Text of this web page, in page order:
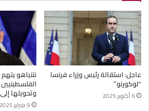
عاجل: استقالة رئيس وزراء فرنسا
“لوكورنو”
6 أكتوبر 2025
نتنياهو
وتحويلها
9 فبراير 2025